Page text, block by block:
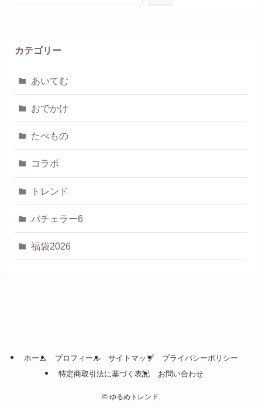
カテゴリー
あいてむ
おでかけ
たべもの
コラボ
トレンド
バチェラー6
福袋2026
ホーム プロフィール サイトマップ
プライバシーポリシー
特定商取引法に基づく表記
お問い合わせ
©ゆるめトレンド.